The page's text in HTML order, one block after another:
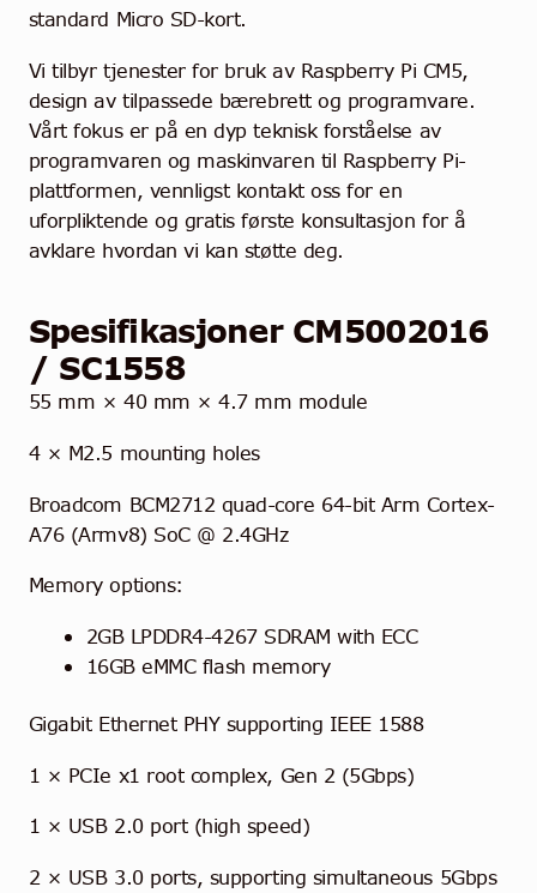
standard Micro SD-kort.
Vi tilbyr tjenester for bruk av Raspberry Pi CM5,
design av tilpassede bærebrett og programvare.
Vårt fokus er på en dyp teknisk forståelse av
programvaren og maskinvaren til Raspberry Pi-
plattformen, vennligst kontakt oss for en
uforpliktende og gratis første konsultasjon for å
avklare hvordan vi kan støtte deg.
Spesifikasjoner CM5002016
/ SC1558
55 mm × 40 mm × 4.7 mm module
4 × M2.5 mounting holes
Broadcom BCM2712 quad-core 64-bit Arm Cortex-
A76 (Armv8) SoC @ 2.4GHz
Memory options:
2GB LPDDR4-4267 SDRAM with ECC
16GB eMMC flash memory
Gigabit Ethernet PHY supporting IEEE 1588
1 × PCIe x1 root complex, Gen 2 (5Gbps)
1 × USB 2.0 port (high speed)
2 × USB 3.0 ports, supporting simultaneous 5Gbps